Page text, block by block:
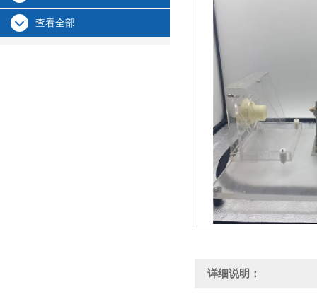
查看全部
详细说明：